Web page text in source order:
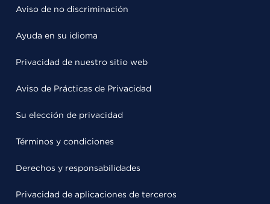
Aviso de no discriminación
Ayuda en su idioma
Privacidad de nuestro sitio web
Aviso de Prácticas de Privacidad
Su elección de privacidad
Términos y condiciones
Derechos y responsabilidades
Privacidad de aplicaciones de terceros